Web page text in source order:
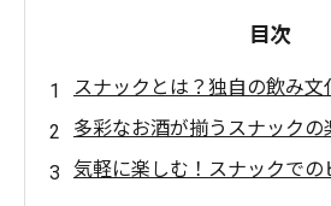
目次
スナックとは？独自の飲み文
多彩なお酒が揃うスナックの
気軽に楽しむ！スナックでの